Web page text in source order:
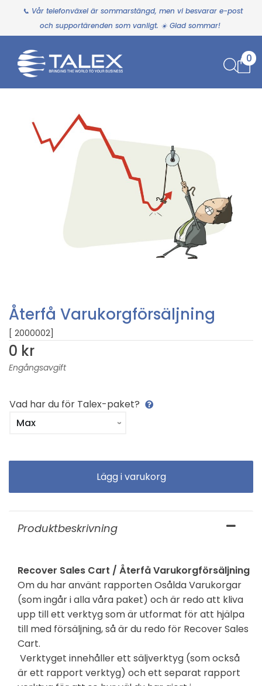
📞 Vår telefonväxel är sommarstängd, men vi besvarar e-post
och supportärenden som vanligt. ☀️ Glad sommar!
0
Återfå Varukorgförsäljning
[ 2000002]
0 kr
Engångsavgift
Vad har du för Talex-paket?
Produktbeskrivning
Recover Sales Cart / Återfå Varukorgförsäljning
Om du har använt rapporten Osålda Varukorgar
(som ingår i alla våra paket) och är redo att kliva
upp till ett verktyg som är utformat för att hjälpa
till med försäljning, så är du redo för Recover Sales
Cart.
Verktyget innehåller ett säljverktyg (som också
är ett rapport verktyg) och ett separat rapport